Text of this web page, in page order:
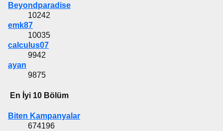
Beyondparadise
10242
emk87
10035
calculus07
9942
ayan
9875
En İyi 10 Bölüm
Biten Kampanyalar
674196